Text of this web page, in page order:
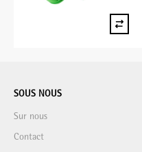
SOUS NOUS
Sur nous
Contact